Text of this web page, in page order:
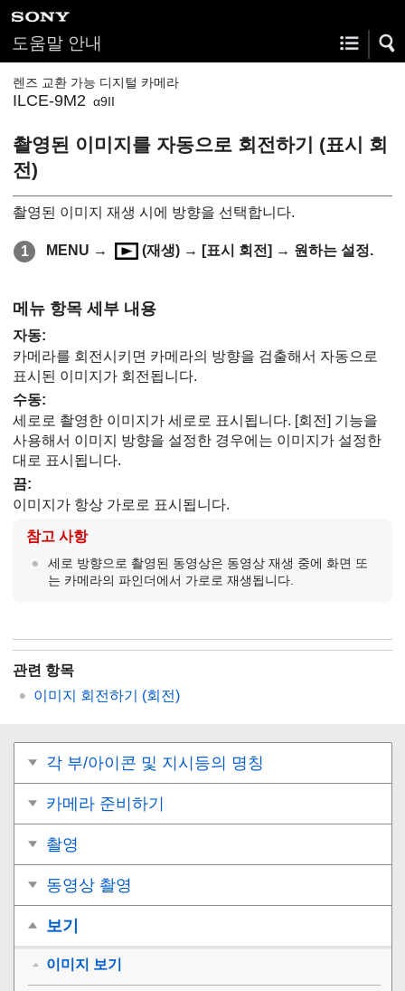
도움말 안내
렌즈 교환 가능 디지털 카메라
ILCE-9M2 α9II
촬영된 이미지를 자동으로 회전하기 (표시 회
전)
촬영된 이미지 재생 시에 방향을 선택합니다.
MENU → (재생) → [표시 회전] → 원하는 설정.
메뉴 항목 세부 내용
자동:
카메라를 회전시키면 카메라의 방향을 검출해서 자동으로
표시된 이미지가 회전됩니다.
수동:
세로로 촬영한 이미지가 세로로 표시됩니다. [회전] 기능을
사용해서 이미지 방향을 설정한 경우에는 이미지가 설정한
대로 표시됩니다.
끔:
이미지가 항상 가로로 표시됩니다.
참고 사항
세로 방향으로 촬영된 동영상은 동영상 재생 중에 화면 또
는 카메라의 파인더에서 가로로 재생됩니다.
관련 항목
이미지 회전하기 (회전)
각 부/아이콘 및 지시등의 명칭
카메라 준비하기
촬영
동영상 촬영
보기
이미지 보기